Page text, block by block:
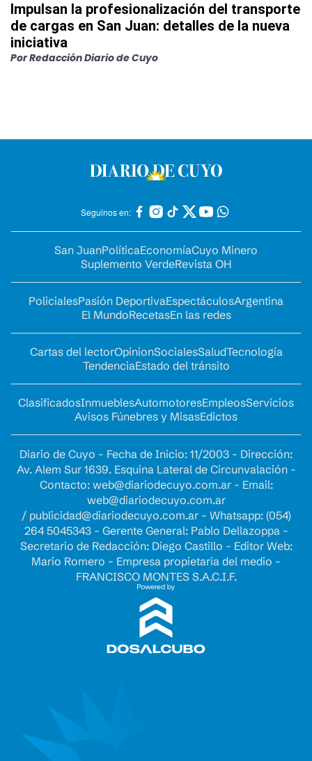
Impulsan la profesionalización del transporte
de cargas en San Juan: detalles de la nueva
iniciativa
PorRedacción Diario de Cuyo
Seguinos en:
San JuanPolíticaEconomíaCuyo Minero
Suplemento VerdeRevista OH
PolicialesPasión DeportivaEspectáculosArgentina
El MundoRecetasEn las redes
Cartas del lectorOpinionSocialesSaludTecnología
TendenciaEstado del tránsito
ClasificadosInmueblesAutomotoresEmpleosServicios
Avisos Fúnebres y MisasEdictos
Diario de Cuyo - Fecha de Inicio: 11/2003 - Dirección:
Av. Alem Sur 1639. Esquina Lateral de Circunvalación -
Contacto: web@diariodecuyo.com.ar- Email:
web@diariodecuyo.com.ar
/ publicidad@diariodecuyo.com.ar- Whatsapp: (054)
264 5045343 - Gerente General: Pablo Dellazoppa -
Secretario de Redacción: Diego Castillo - Editor Web:
Mario Romero - Empresa propietaria del medio -
FRANCISCO MONTES S.A.C.I.F.